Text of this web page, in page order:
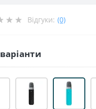
Відгуки: (0)